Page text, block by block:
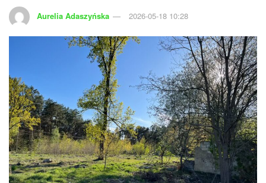
Aurelia Adaszyńska 2026-05-18 10:28